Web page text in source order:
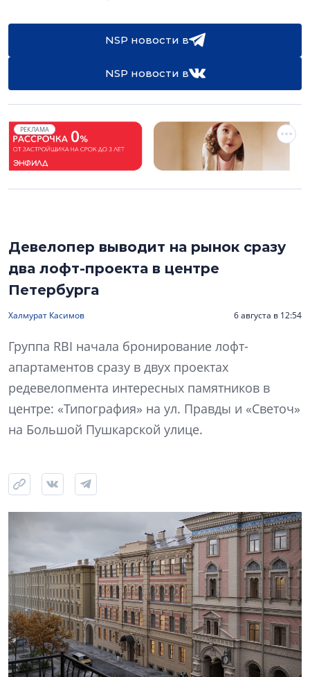
NSP новости в
NSP новости в
РЕКЛАМА
Девелопер выводит на рынок сразу
два лофт-проекта в центре
Петербурга
Халмурат Касимов 6 августа в 12:54
Группа RBI начала бронирование лофт-
апартаментов сразу в двух проектах
редевелопмента интересных памятников в
центре: «Типография» на ул. Правды и «Светоч»
на Большой Пушкарской улице.